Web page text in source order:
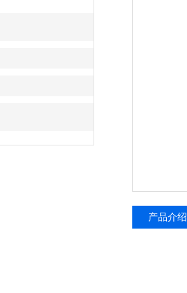
产品介绍